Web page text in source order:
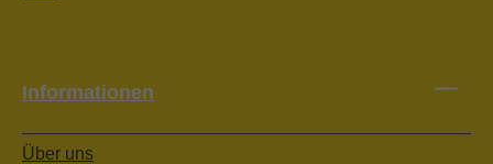
Informationen
Über uns